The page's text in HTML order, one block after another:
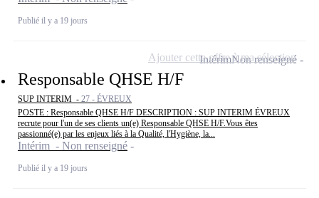
Publié il y a 19 jours
Responsable QHSE H/F
SUP INTERIM - 27 - ÉVREUX
POSTE : Responsable QHSE H/F DESCRIPTION : SUP INTERIM ÉVREUX
recrute pour l'un de ses clients un(e) Responsable QHSE H/F.Vous êtes
passionné(e) par les enjeux liés à la Qualité, l'Hygiène, la...
Intérim - Non renseigné
Publié il y a 19 jours
IntérimNon renseigné
Ajouter cette offre à ma sélection